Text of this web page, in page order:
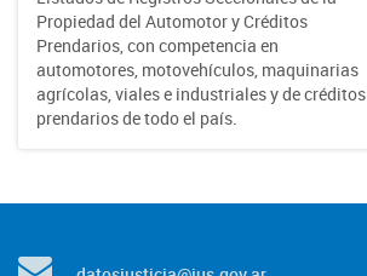
Propiedad del Automotor y Créditos
Prendarios, con competencia en
automotores, motovehículos, maquinarias
agrícolas, viales e industriales y de créditos
prendarios de todo el país.